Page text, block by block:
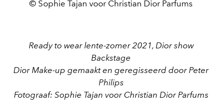
© Sophie Tajan voor Christian Dior Parfums
Ready to wear lente-zomer 2021, Dior show
Backstage
Dior Make-up gemaakt en geregisseerd door Peter
Philips
Fotograaf: Sophie Tajan voor Christian Dior Parfums